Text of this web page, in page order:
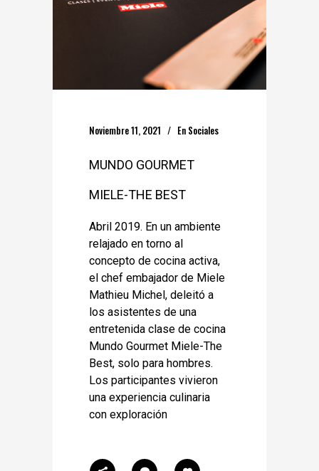
Noviembre 11, 2021 En Sociales
MUNDO GOURMET
MIELE-THE BEST
Abril 2019. En un ambiente
relajado en torno al
concepto de cocina activa,
el chef embajador de Miele
Mathieu Michel, deleitó a
los asistentes de una
entretenida clase de cocina
Mundo Gourmet Miele-The
Best, solo para hombres.
Los participantes vivieron
una experiencia culinaria
con exploración